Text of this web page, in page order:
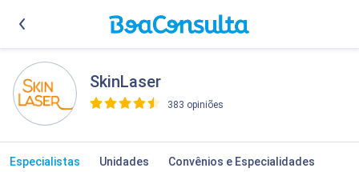
SkinLaser
383 opiniões
Especialistas Unidades Convênios e Especialidades